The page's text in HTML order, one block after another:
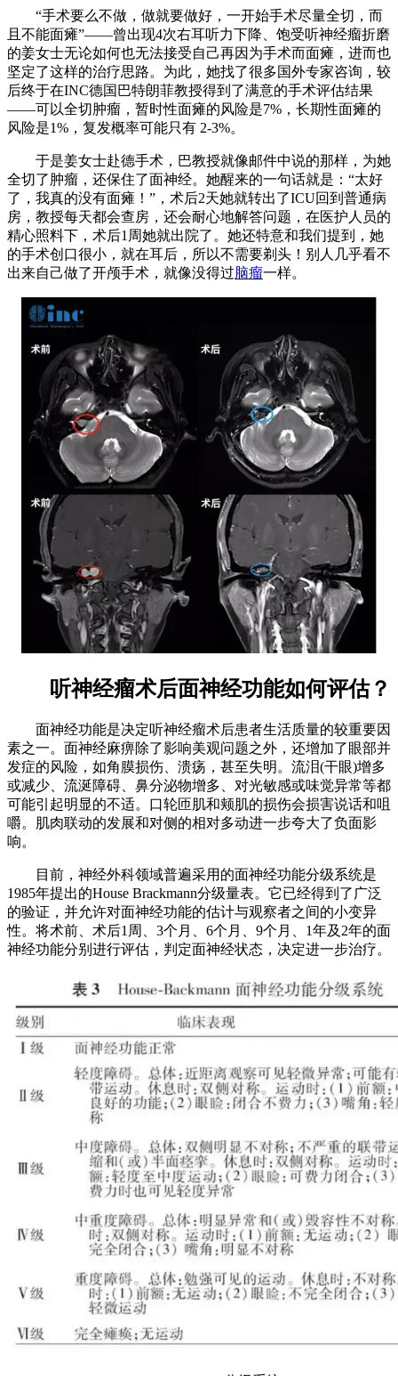
“手术要么不做，做就要做好，一开始手术尽量全切，而
且不能面瘫”——曾出现4次右耳听力下降、饱受听神经瘤折磨
的姜女士无论如何也无法接受自己再因为手术而面瘫，进而也
坚定了这样的治疗思路。为此，她找了很多国外专家咨询，较
后终于在INC德国巴特朗菲教授得到了满意的手术评估结果
——可以全切肿瘤，暂时性面瘫的风险是7%，长期性面瘫的
风险是1%，复发概率可能只有 2-3%。
于是姜女士赴德手术，巴教授就像邮件中说的那样，为她
全切了肿瘤，还保住了面神经。她醒来的一句话就是：“太好
了，我真的没有面瘫！”，术后2天她就转出了ICU回到普通病
房，教授每天都会查房，还会耐心地解答问题，在医护人员的
精心照料下，术后1周她就出院了。她还特意和我们提到，她
的手术创口很小，就在耳后，所以不需要剃头！别人几乎看不
出来自己做了开颅手术，就像没得过脑瘤一样。
听神经瘤术后面神经功能如何评估？
面神经功能是决定听神经瘤术后患者生活质量的较重要因
素之一。面神经麻痹除了影响美观问题之外，还增加了眼部并
发症的风险，如角膜损伤、溃疡，甚至失明。流泪(干眼)增多
或减少、流涎障碍、鼻分泌物增多、对光敏感或味觉异常等都
可能引起明显的不适。口轮匝肌和颊肌的损伤会损害说话和咀
嚼。肌肉联动的发展和对侧的相对多动进一步夸大了负面影
响。
目前，神经外科领域普遍采用的面神经功能分级系统是
1985年提出的House Brackmann分级量表。它已经得到了广泛
的验证，并允许对面神经功能的估计与观察者之间的小变异
性。将术前、术后1周、3个月、6个月、9个月、1年及2年的面
神经功能分别进行评估，判定面神经状态，决定进一步治疗。